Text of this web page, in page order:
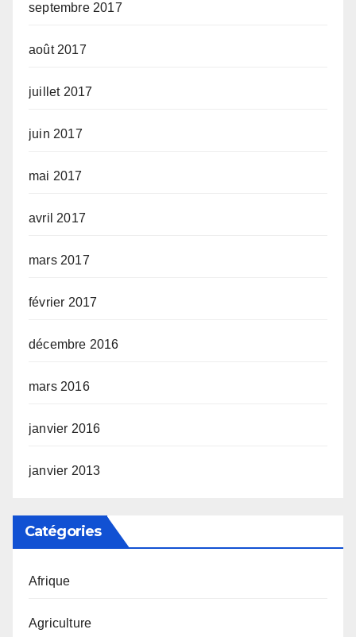
septembre 2017
août 2017
juillet 2017
juin 2017
mai 2017
avril 2017
mars 2017
février 2017
décembre 2016
mars 2016
janvier 2016
janvier 2013
Catégories
Afrique
Agriculture